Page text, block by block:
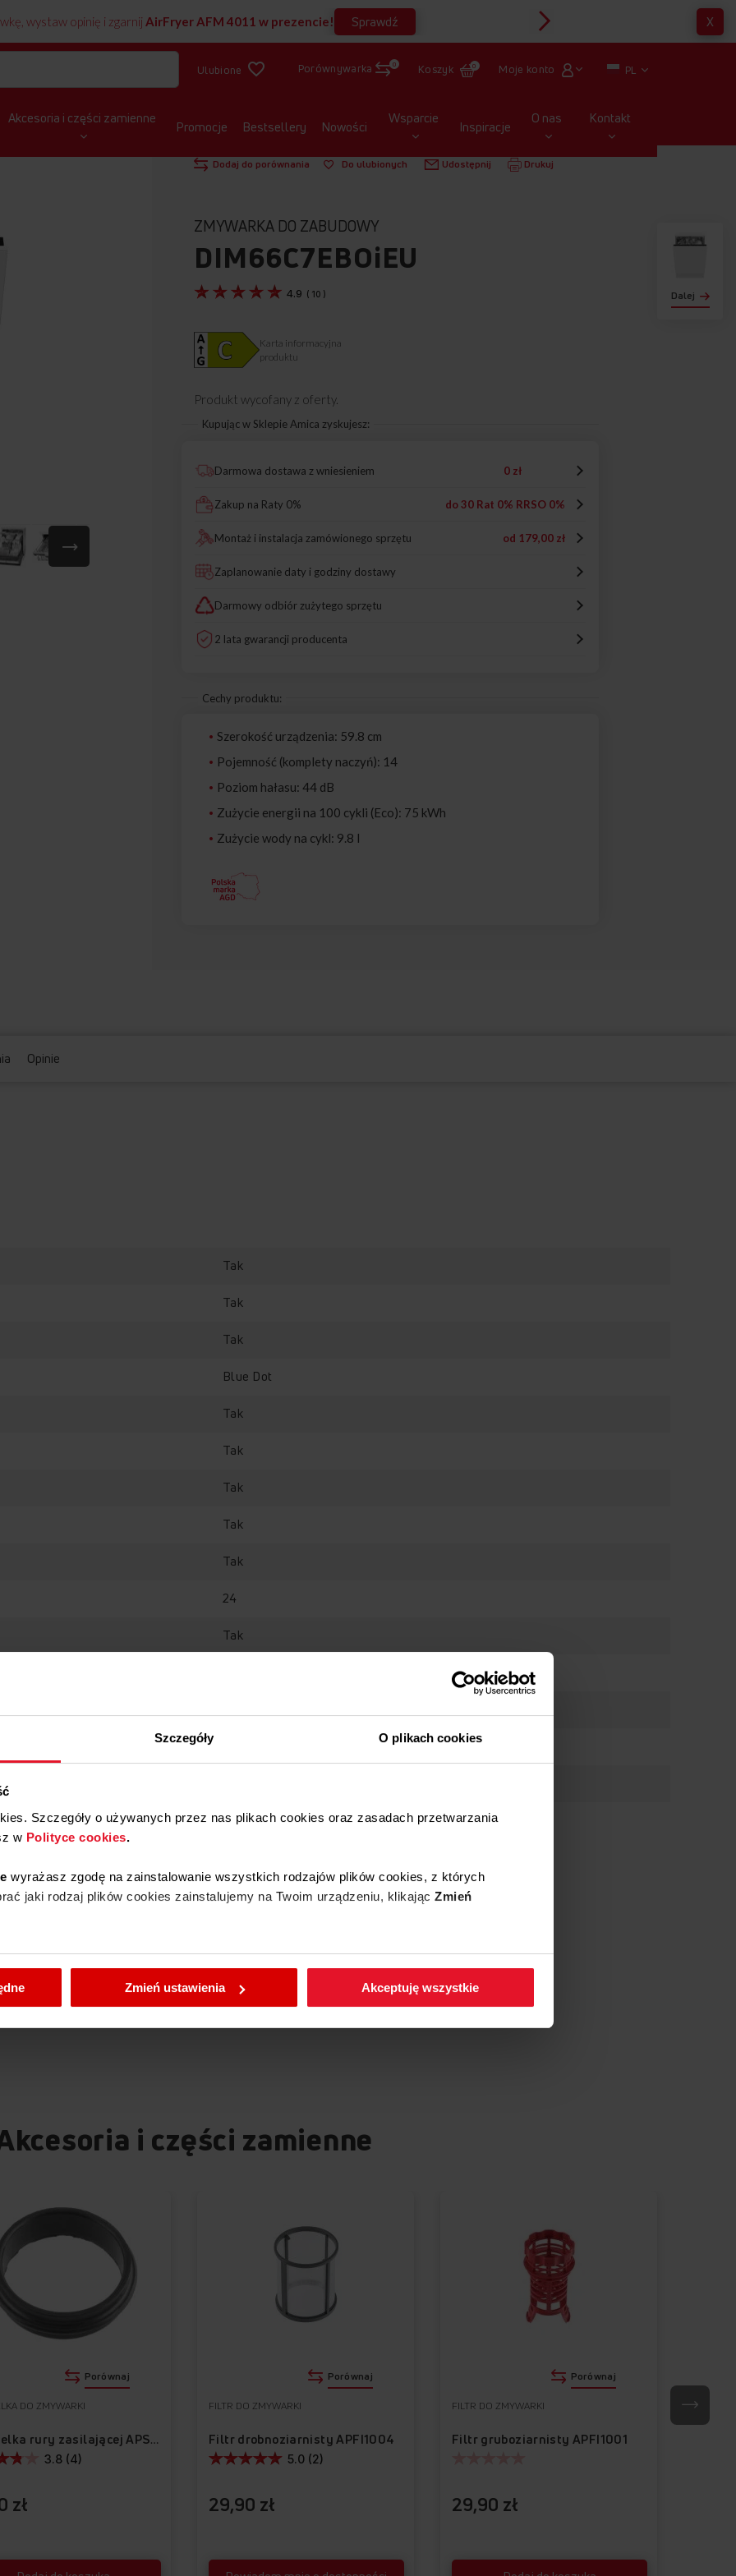
Szczegóły O plikach cookies
Szczegóły o używanych przez nas plikach cookies oraz zasadach przetwarzania
w Polityce cookies.
wyrażasz zgodę na zainstalowanie wszystkich rodzajów plików cookies, z których
jaki rodzaj plików cookies zainstalujemy na Twoim urządzeniu, klikając Zmień
wybrane przez Ciebie ustawienia plików cookies wchodząc w zakładkęPolityka
Zmień ustawienia Akceptuję wszystkie
wystaw opinię i zgarnij AirFryer AFM 4011 w prezencie! Sprawdź X
Ulubione Porównywarka 0 Koszyk 0 Moje konto PL
Akcesoria i części zamienne Promocje Bestsellery Nowości Wsparcie Inspiracje O nas Kontakt
Dalej
Pokaż produkt w 3D STRONA GŁÓWNA ZMYWARKI DO ZABUDOWY DIM66C7EBOIEU
Dodaj do porównania Do ulubionych Udostępnij Drukuj
ZMYWARKA DO ZABUDOWY
DIM66C7EBOiEU
4.9 ( 10 )
Karta informacyjna
produktu
Produkt wycofany z oferty.
Kupując w Sklepie Amica zyskujesz:
Darmowa dostawa z wniesieniem 0 zł
Zakup na Raty 0% do 30 Rat 0% RRSO 0%
Montaż i instalacja zamówionego sprzętu od 179,00 zł
Zaplanowanie daty i godziny dostawy
Darmowy odbiór zużytego sprzętu
2 lata gwarancji producenta
Cechy produktu:
Szerokość urządzenia: 59.8 cm
Pojemność (komplety naczyń): 14
Poziom hałasu: 44 dB
Zużycie energii na 100 cykli (Eco): 75 kWh
Zużycie wody na cykl: 9.8 l
Opinie
Tak
Tak
Tak
Blue Dot
Tak
Tak
Tak
Tak
Tak
24
Tak
i części zamienne
zł
DO ZMYWARKI
Uszczelka rury zasilającej APS1004
3.8 (4)
Porównaj
29,90 zł
FILTR DO ZMYWARKI
Filtr drobnoziarnisty APFI1004
5.0 (2)
Porównaj
29,90 zł
FILTR DO ZMYWARKI
Filtr gruboziarnisty APFI1001
Porównaj